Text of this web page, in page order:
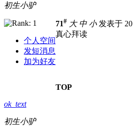
初生小驴
个人空间
发短消息
加为好友
71# 大 中 小发表于
真心拜读
TOP
ok_text
初生小驴